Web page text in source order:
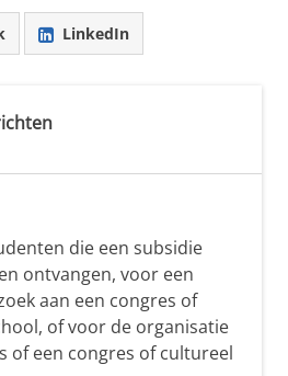
LinkedIn
die een subsidie
ontvangen, voor een
aan een congres of
of voor de organisatie
of een congres of cultureel